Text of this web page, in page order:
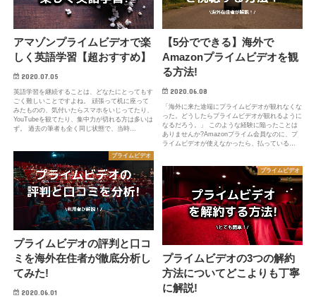
アマゾンプライムビデオで楽
しく英語学習【超おすすめ】
2020.07.05
英語学習を継続することは、どなたにとってもす
ごく難しいことですよね。 頑張って机に座って
みたものの、気付いたらスマホをいじってたり、
YouTubeを観てたり、集中力が切れる方は多いは
ず。 過去の筆者も全く同じ状態で、当時…
【5分でできる】海外で
Amazonプライムビデオを観
る方法!
2020.06.08
「海外に来た途端にプライムビデオが観れなくな
った。どうしたらプライムビデオが観れるように
なるだろう。」 このような経験に陥ったことは
ありませんか?Amazonプライム会員なのに、プ
ライムビデオが使えなかったら、払っている…
プライムビデオ
プライムビデオの評判と口コ
ミを海外在住者が徹底分析し
てみた!
2020.06.01
プライムビデオ
プライムビデオの3つの解約
方法についてどこよりも丁寧
に解説!